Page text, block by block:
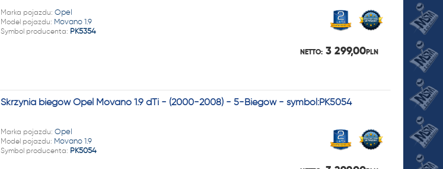
Marka pojazdu: Opel
Model pojazdu: Movano 1.9
Symbol producenta: PK5354
NETTO: 3 299,00PLN
Skrzynia biegów Opel Movano 1.9 dTi - (2000-2008) - 5-Biegów - symbol:PK5054
Marka pojazdu: Opel
Model pojazdu: Movano 1.9
Symbol producenta: PK5054